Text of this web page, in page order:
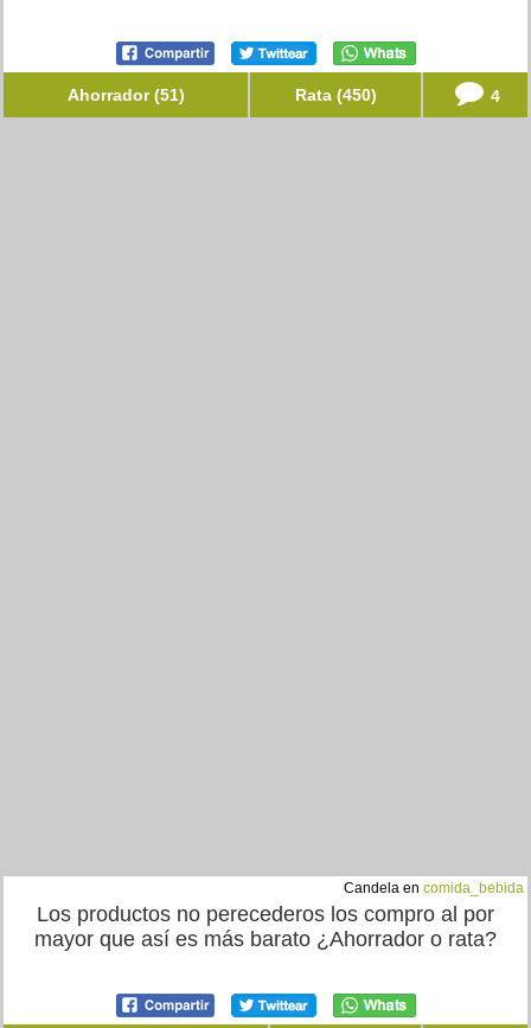
Ahorrador (51) Rata (450) 4
Candela en comida_bebida
Los productos no perecederos los compro al por
mayor que así es más barato ¿Ahorrador o rata?